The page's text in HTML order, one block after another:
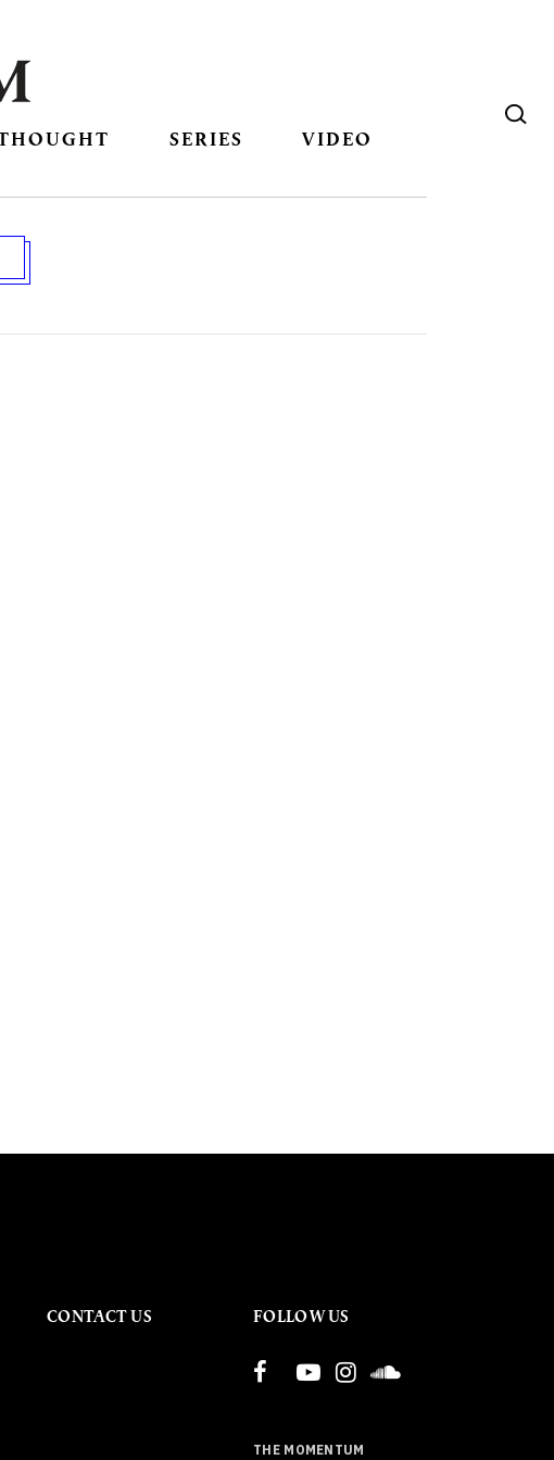
SERIES VIDEO
CONTACT US FOLLOW US
THE MOMENTUM